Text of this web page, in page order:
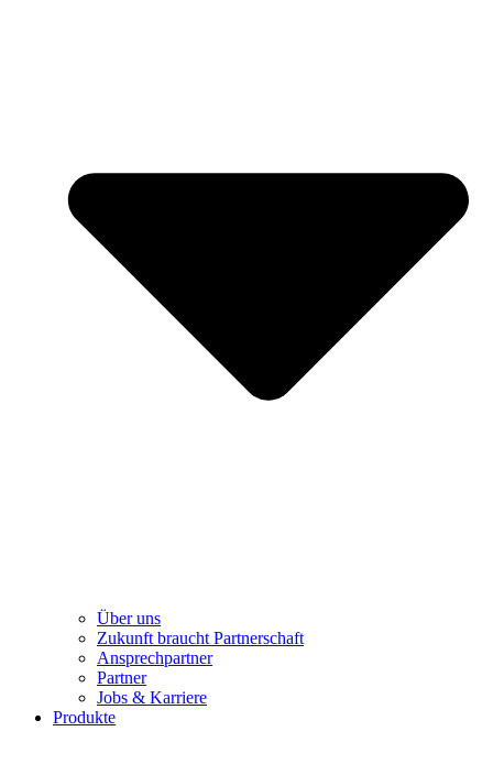
Über uns
Zukunft braucht Partnerschaft
Ansprechpartner
Partner
Jobs & Karriere
Produkte